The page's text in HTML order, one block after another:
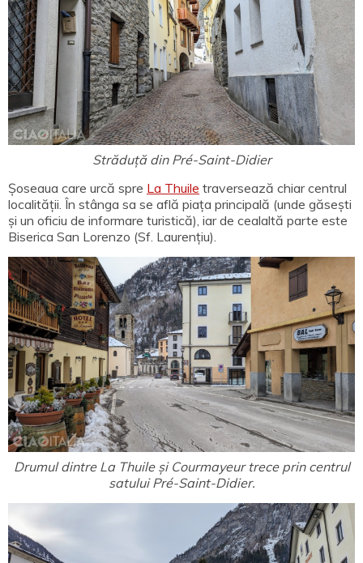
Străduță din Pré-Saint-Didier
Șoseaua care urcă spre La Thuile traversează chiar centrul
localității. În stânga sa se află piața principală (unde găsești
și un oficiu de informare turistică), iar de cealaltă parte este
Biserica San Lorenzo (Sf. Laurențiu).
Drumul dintre La Thuile și Courmayeur trece prin centrul
satului Pré-Saint-Didier.